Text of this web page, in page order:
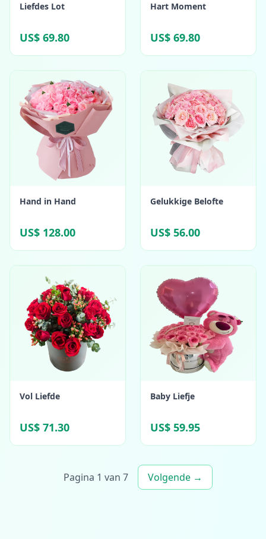
Liefdes Lot
US$ 69.80
Hart Moment
US$ 69.80
Hand in Hand
US$ 128.00
Gelukkige Belofte
US$ 56.00
Vol Liefde
US$ 71.30
Baby Liefje
US$ 59.95
Pagina 1 van 7 Volgende →